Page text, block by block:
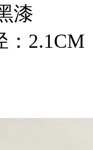
漆
：2.1CM